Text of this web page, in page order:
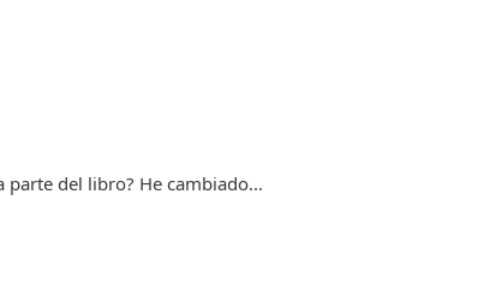
parte del libro? He cambiado...